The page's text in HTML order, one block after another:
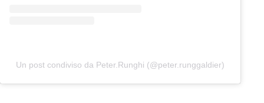
Un post condiviso da Peter.Runghi (@peter.runggaldier)